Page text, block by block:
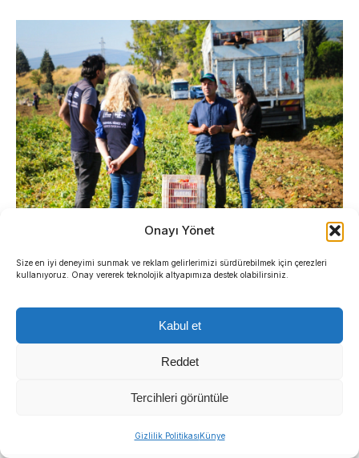
Onayı Yönet
Size en iyi deneyimi sunmak ve reklam gelirlerimizi sürdürebilmek için çerezleri
kullanıyoruz. Onay vererek teknolojik altyapımıza destek olabilirsiniz.
Kabul et
Reddet
Tercihleri görüntüle
Gizlilik PolitikasıKünye